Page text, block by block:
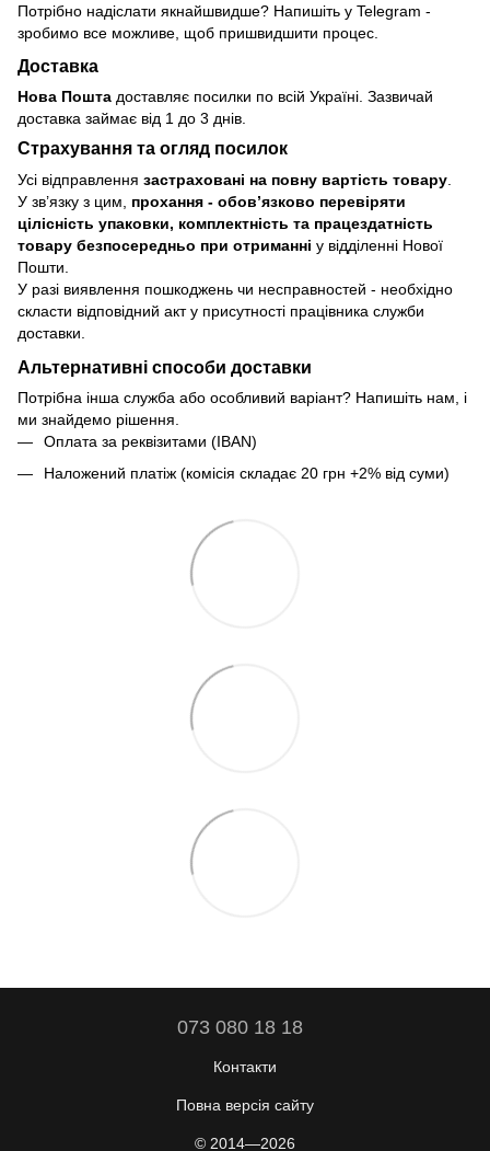
Потрібно надіслати якнайшвидше? Напишіть у Telegram -
зробимо все можливе, щоб пришвидшити процес.
Доставка
Нова Пошта доставляє посилки по всій Україні. Зазвичай
доставка займає від 1 до 3 днів.
Страхування та огляд посилок
Усі відправлення застраховані на повну вартість товару.
У зв’язку з цим, прохання - обовʼязково перевіряти
цілісність упаковки, комплектність та працездатність
товару безпосередньо при отриманні у відділенні Нової
Пошти.
У разі виявлення пошкоджень чи несправностей - необхідно
скласти відповідний акт у присутності працівника служби
доставки.
Альтернативні способи доставки
Потрібна інша служба або особливий варіант? Напишіть нам, і
ми знайдемо рішення.
Оплата за реквізитами (IBAN)
Наложений платіж (комісія складає 20 грн +2% від суми)
073 080 18 18
Контакти
Повна версія сайту
© 2014—2026